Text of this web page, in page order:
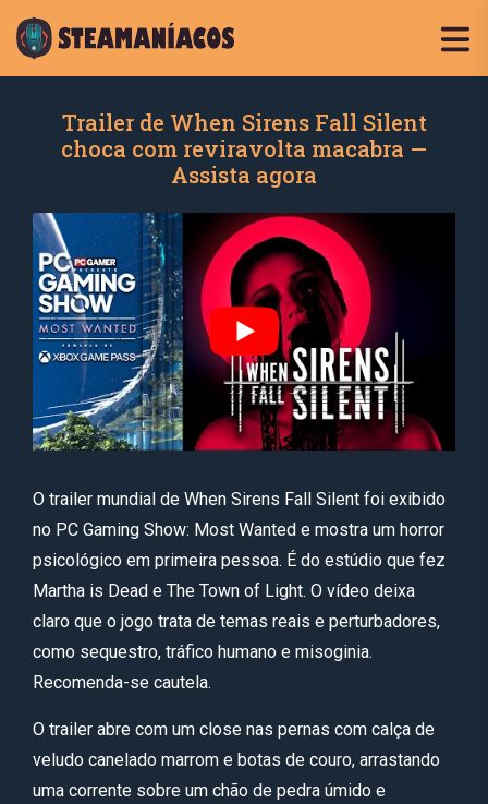
Trailer de When Sirens Fall Silent
choca com reviravolta macabra —
Assista agora
O trailer mundial de When Sirens Fall Silent foi exibido
no PC Gaming Show: Most Wanted e mostra um horror
psicológico em primeira pessoa. É do estúdio que fez
Martha is Dead e The Town of Light. O vídeo deixa
claro que o jogo trata de temas reais e perturbadores,
como sequestro, tráfico humano e misoginia.
Recomenda-se cautela.
O trailer abre com um close nas pernas com calça de
veludo canelado marrom e botas de couro, arrastando
uma corrente sobre um chão de pedra úmido e